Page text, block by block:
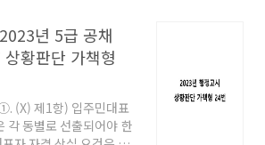
률 이상의 문제로서, 꼭 맞춰야할 문항이
또한 참고하셔서 학습에 도움이 되시기 바
안 좀만 더 힘을 내보도록 합시다!! - 최원
년 5급 공채
황판단 가책형
제1항) 입주민대표
각 동별로 선출되어야 한